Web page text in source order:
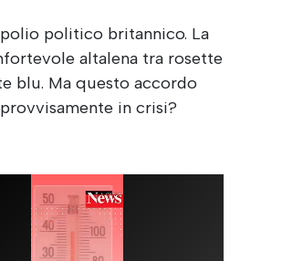
politico britannico. La
altalena tra rosette
blu. Ma questo accordo
in crisi?